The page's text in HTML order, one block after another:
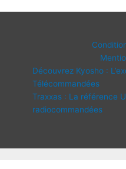
Découvrez Kyosho :
Télécommandées
Traxxas : La référence
radiocommandées